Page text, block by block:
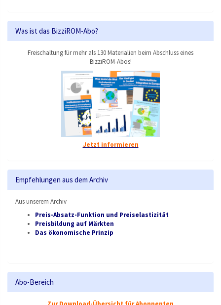
Was ist das BizziROM-Abo?
Freischaltung für mehr als 130 Materialien beim Abschluss eines
BizziROM-Abos!
Jetzt informieren
Empfehlungen aus dem Archiv
Aus unserem Archiv
Preis-Absatz-Funktion und Preiselastizität
Preisbildung auf Märkten
Das ökonomische Prinzip
Abo-Bereich